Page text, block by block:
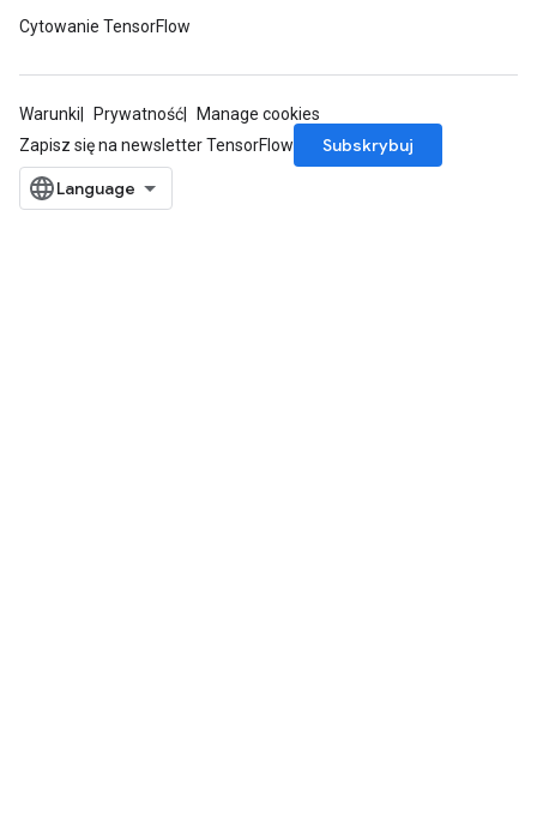
Cytowanie TensorFlow
Warunki Prywatność
Manage cookies
Zapisz się na newsletter TensorFlow
Subskrybuj